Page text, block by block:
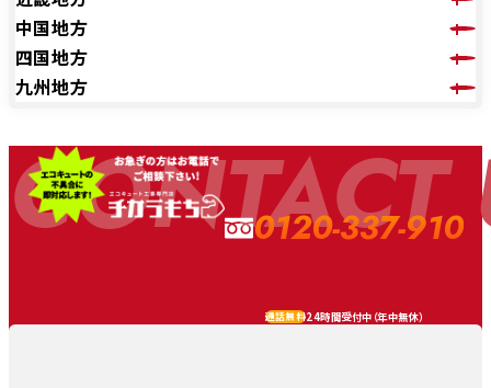
中国地方
四国地方
九州地方
CONTACT
0120-337-910
通話無料24時間受付中（年中無休）